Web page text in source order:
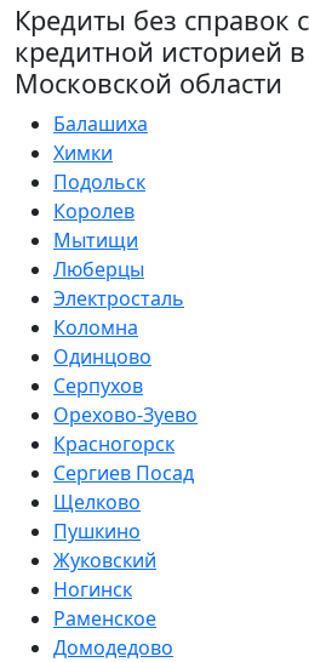
Кредиты без справок
кредитной историей
Московской области
Балашиха
Химки
Подольск
Королев
Мытищи
Люберцы
Электросталь
Коломна
Одинцово
Серпухов
Орехово-Зуево
Красногорск
Сергиев Посад
Щелково
Пушкино
Жуковский
Ногинск
Раменское
Домодедово